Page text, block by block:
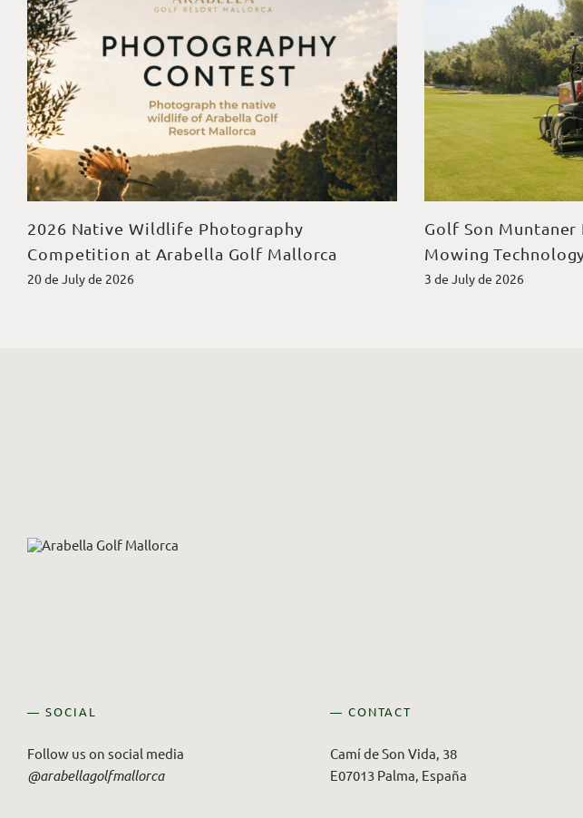
2026 Native Wildlife Photography
Competition at Arabella Golf Mallorca
20 de July de 2026
Golf Son
Mowing
3 de July de 2026
— SOCIAL
Follow us on social media
@arabellagolfmallorca
— CONTACT
Camí de Son Vida, 38
E07013 Palma, España